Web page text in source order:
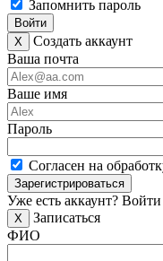
Запомнить пароль
Войти
X
Создать аккаунт
Ваша почта
Ваше имя
Пароль
Согласен на
Зарегистрироваться
Уже есть аккаунт? Войти
X
Записаться
ФИО